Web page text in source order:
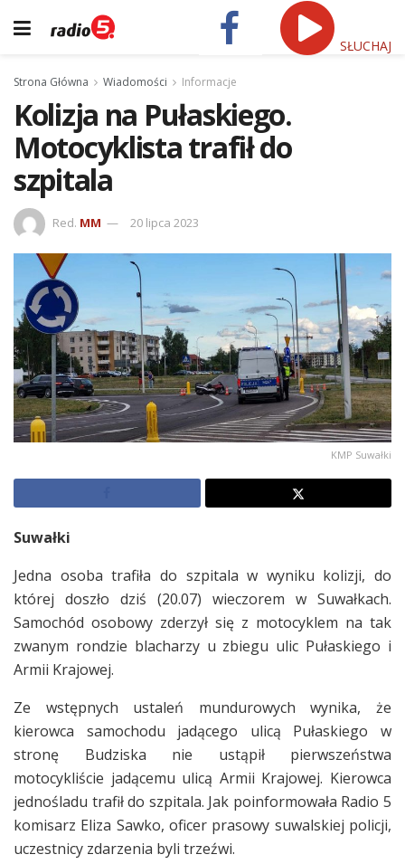
SŁUCHAJ
Strona Główna Wiadomości Informacje
Kolizja na Pułaskiego.
Motocyklista trafił do
szpitala
Red. MM 20 lipca 2023
KMP Suwałki
Suwałki
Jedna osoba trafiła do szpitala w wyniku kolizji, do
której doszło dziś (20.07) wieczorem w Suwałkach.
Samochód osobowy zderzył się z motocyklem na tak
zwanym rondzie blacharzy u zbiegu ulic Pułaskiego i
Armii Krajowej.
Ze wstępnych ustaleń mundurowych wynika, że
kierowca samochodu jadącego ulicą Pułaskiego w
stronę Budziska nie ustąpił pierwszeństwa
motocykliście jadącemu ulicą Armii Krajowej. Kierowca
jednośladu trafił do szpitala. Jak poinformowała Radio 5
komisarz Eliza Sawko, oficer prasowy suwalskiej policji,
uczestnicy zdarzenia byli trzeźwi.